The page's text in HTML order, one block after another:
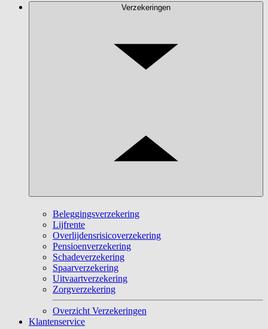
Verzekeringen
Beleggingsverzekering
Lijfrente
Overlijdensrisicoverzekering
Pensioenverzekering
Schadeverzekering
Spaarverzekering
Uitvaartverzekering
Zorgverzekering
Overzicht Verzekeringen
Klantenservice